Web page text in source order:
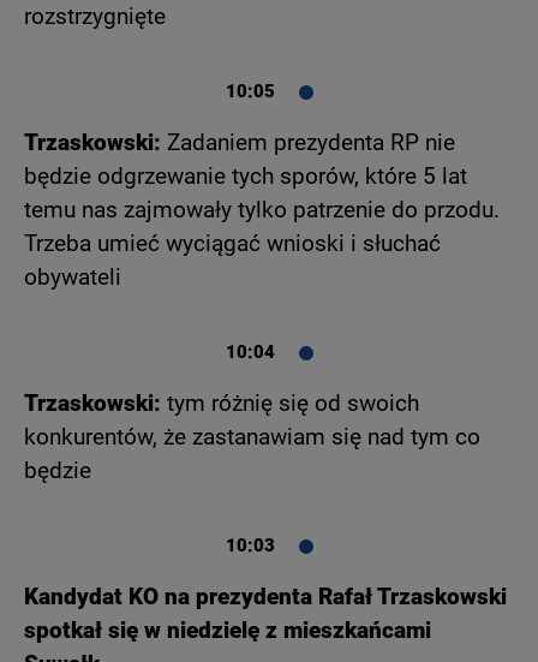
rozstrzygnięte
10:05
Trzaskowski: Zadaniem prezydenta RP nie
będzie odgrzewanie tych sporów, które 5 lat
temu nas zajmowały tylko patrzenie do przodu.
Trzeba umieć wyciągać wnioski i słuchać
obywateli
10:04
Trzaskowski: tym różnię się od swoich
konkurentów, że zastanawiam się nad tym co
będzie
10:03
Kandydat KO na prezydenta Rafał Trzaskowski
spotkał się w niedzielę z mieszkańcami